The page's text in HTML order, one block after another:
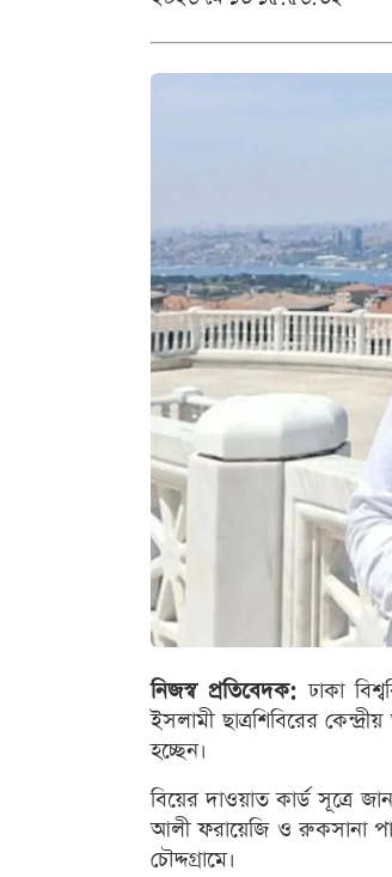
নিজস্ব প্রতিবেদক: ঢাকা
ইসলামী ছাত্রশিবিরের
হচ্ছেন।
বিয়ের দাওয়াত কার্ড সূত্রে
আলী ফরায়েজি ও রুকসানা
চৌদ্দগ্রামে।